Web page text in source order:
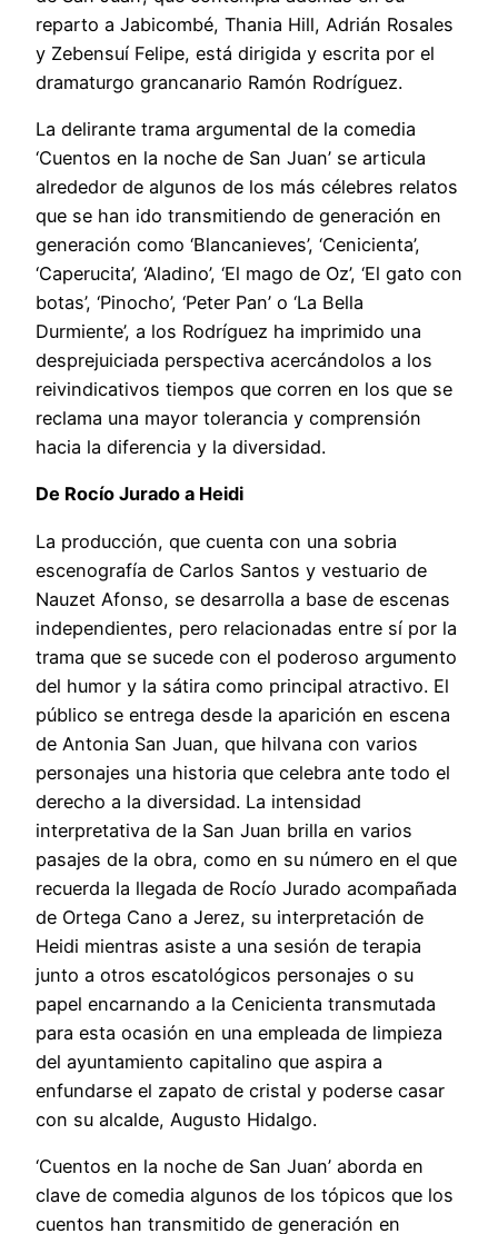
reparto a Jabicombé, Thania Hill, Adrián Rosales
y Zebensuí Felipe, está dirigida y escrita por el
dramaturgo grancanario Ramón Rodríguez.
La delirante trama argumental de la comedia
‘Cuentos en la noche de San Juan’ se articula
alrededor de algunos de los más célebres relatos
que se han ido transmitiendo de generación en
generación como ‘Blancanieves’, ‘Cenicienta’,
‘Caperucita’, ‘Aladino’, ‘El mago de Oz’, ‘El gato con
botas’, ‘Pinocho’, ‘Peter Pan’ o ‘La Bella
Durmiente’, a los Rodríguez ha imprimido una
desprejuiciada perspectiva acercándolos a los
reivindicativos tiempos que corren en los que se
reclama una mayor tolerancia y comprensión
hacia la diferencia y la diversidad.
De Rocío Jurado a Heidi
La producción, que cuenta con una sobria
escenografía de Carlos Santos y vestuario de
Nauzet Afonso, se desarrolla a base de escenas
independientes, pero relacionadas entre sí por la
trama que se sucede con el poderoso argumento
del humor y la sátira como principal atractivo. El
público se entrega desde la aparición en escena
de Antonia San Juan, que hilvana con varios
personajes una historia que celebra ante todo el
derecho a la diversidad. La intensidad
interpretativa de la San Juan brilla en varios
pasajes de la obra, como en su número en el que
recuerda la llegada de Rocío Jurado acompañada
de Ortega Cano a Jerez, su interpretación de
Heidi mientras asiste a una sesión de terapia
junto a otros escatológicos personajes o su
papel encarnando a la Cenicienta transmutada
para esta ocasión en una empleada de limpieza
del ayuntamiento capitalino que aspira a
enfundarse el zapato de cristal y poderse casar
con su alcalde, Augusto Hidalgo.
‘Cuentos en la noche de San Juan’ aborda en
clave de comedia algunos de los tópicos que los
cuentos han transmitido de generación en